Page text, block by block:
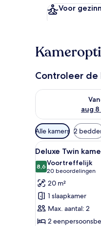
Voor
Controleer de
aug
De
Beschikbare
filters
voor
kamers
Alle kamers 2
Alle
foto's
voor
Deluxe
Twin
kamer
laden
7
Deluxe Twin
8,68,6 van 10
Voortreffelijk
20 beoordelingen
(20
beoordelingen)
20 m²
1 slaapkamer
Max. aantal: 2
2